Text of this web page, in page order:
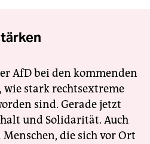
AfD bei den kommenden
wie stark rechtsextreme
sind. Gerade jetzt
und Solidarität. Auch
die sich vor Ort